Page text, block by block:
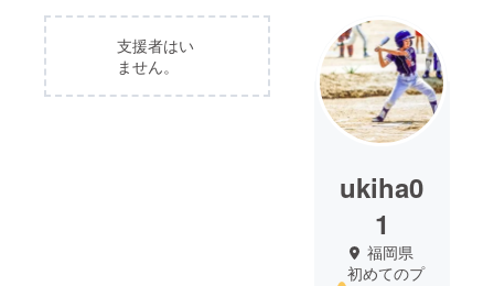
支援者はい
ません。
ukiha0
1
福岡県
初めてのプ